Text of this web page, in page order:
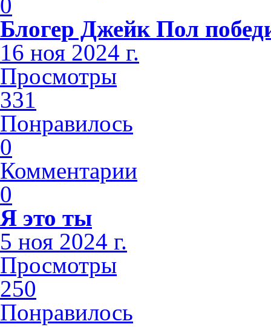
Блогер Джейк Пол
16 ноя 2024 г.
Просмотры
331
Понравилось
0
Комментарии
0
Я это ты
5 ноя 2024 г.
Просмотры
250
Понравилось